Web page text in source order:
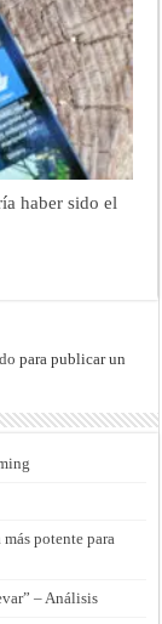
haber sido el
para publicar un
potente para
– Análisis